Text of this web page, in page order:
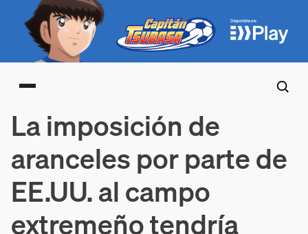
Main menu
La imposición de
aranceles por parte de
EE.UU. al campo
extremeño tendría